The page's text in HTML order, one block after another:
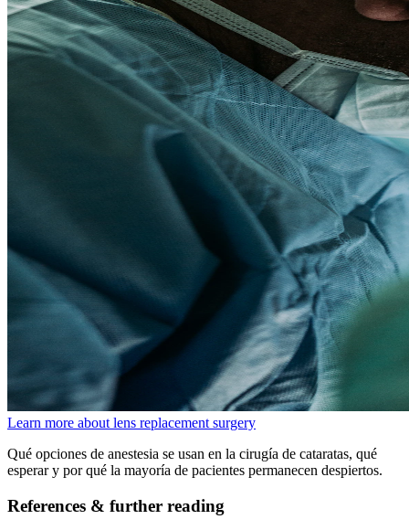
Learn more about lens replacement surgery
Qué opciones de anestesia se usan en la cirugía de cataratas, qué
esperar y por qué la mayoría de pacientes permanecen despiertos.
References & further reading